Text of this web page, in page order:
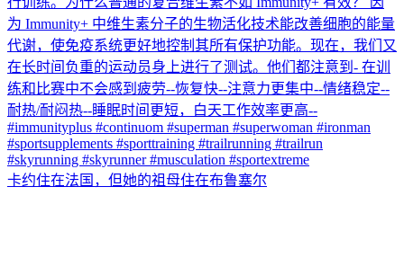
卡约住在法国，但她的祖母住在布鲁塞尔